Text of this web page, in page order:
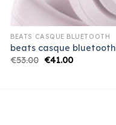
BEATS CASQUE BLUETOOTH
beats casque bluetooth
€53.00 €41.00